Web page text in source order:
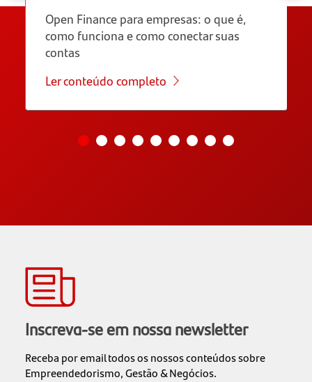
Open Finance para empresas: o que é,
como funciona e como conectar suas
contas
Ler conteúdo completo
Inscreva-se em nossa newsletter
Receba por email todos os nossos conteúdos sobre
Empreendedorismo, Gestão & Negócios.